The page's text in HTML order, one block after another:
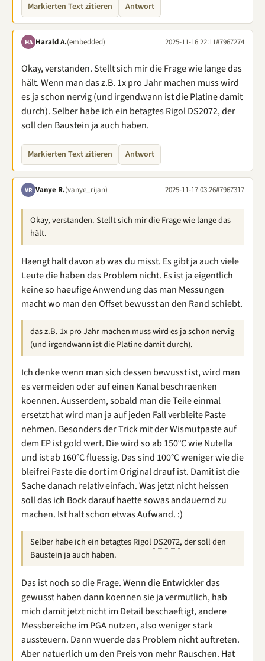
Markierten Text zitieren Antwort
HA Harald A.(embedded) 2025-11-16 22:11#7967274
Okay, verstanden. Stellt sich mir die Frage wie lange das
hält. Wenn man das z.B. 1x pro Jahr machen muss wird
es ja schon nervig (und irgendwann ist die Platine damit
durch). Selber habe ich ein betagtes RigolDS2072, der
soll den Baustein ja auch haben.
Markierten Text zitieren Antwort
VR Vanye R.(vanye_rijan) 2025-11-17 03:26#7967317
Okay, verstanden. Stellt sich mir die Frage wie lange das
hält.
Haengt halt davon ab was du misst. Es gibt ja auch viele
Leute die haben das Problem nicht. Es ist ja eigentlich
keine so haeufige Anwendung das man Messungen
macht wo man den Offset bewusst an den Rand schiebt.
das z.B. 1x pro Jahr machen muss wird es ja schon nervig
(und irgendwann ist die Platine damit durch).
Ich denke wenn man sich dessen bewusst ist, wird man
es vermeiden oder auf einen Kanal beschraenken
koennen. Ausserdem, sobald man die Teile einmal
ersetzt hat wird man ja auf jeden Fall verbleite Paste
nehmen. Besonders der Trick mit der Wismutpaste auf
dem EP ist gold wert. Die wird so ab 150°C wie Nutella
und ist ab 160°C fluessig. Das sind 100°C weniger wie die
bleifrei Paste die dort im Original drauf ist. Damit ist die
Sache danach relativ einfach. Was jetzt nicht heissen
soll das ich Bock darauf haette sowas andauernd zu
machen. Ist halt schon etwas Aufwand. :)
Selber habe ich ein betagtes Rigol DS2072, der soll den
Baustein ja auch haben.
Das ist noch so die Frage. Wenn die Entwickler das
gewusst haben dann koennen sie ja vermutlich, hab
mich damit jetzt nicht im Detail beschaeftigt, andere
Messbereiche im PGA nutzen, also weniger stark
aussteuern. Dann wuerde das Problem nicht auftreten.
Aber natuerlich um den Preis von mehr Rauschen. Hat